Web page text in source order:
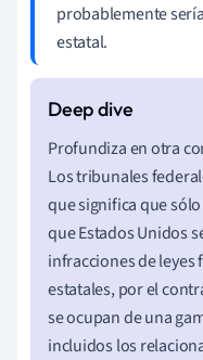
probablemente
estatal.
Profundiza en otra
Los tribunales
que significa que
que Estados Unidos
infracciones de leyes
estatales, por el
se ocupan de una
incluidos los